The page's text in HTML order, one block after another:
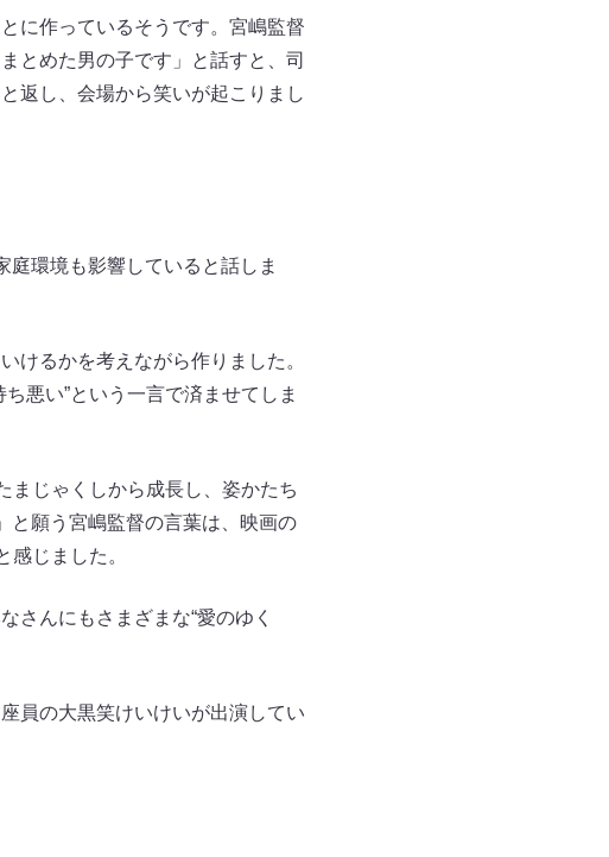
に作っているそうです。宮嶋監督
とめた男の子です」と話すと、司
返し、会場から笑いが起こりまし
環境も影響していると話しま
けるかを考えながら作りました。
悪い”という一言で済ませてしま
まじゃくしから成長し、姿かたち
と願う宮嶋監督の言葉は、映画の
じました。
さんにもさまざまな“愛のゆく
員の大黒笑けいけいが出演してい